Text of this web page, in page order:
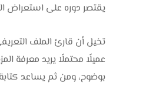
يقتصر دوره على استعراض
تخيل أن قارئ الملف
عميلًا محتملًا يريد معرفة
بوضوح، ومن ثم يساعد